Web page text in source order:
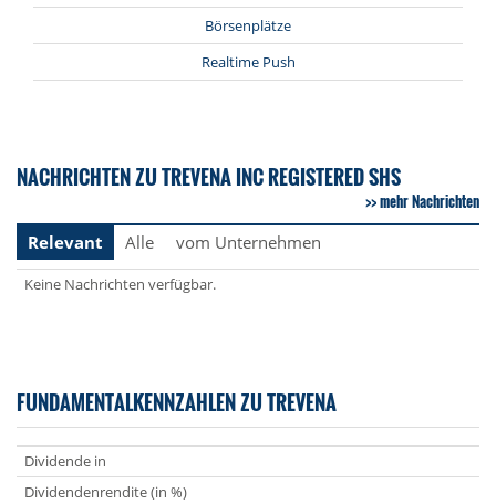
Börsenplätze
Realtime Push
NACHRICHTEN ZU TREVENA INC REGISTERED SHS
mehr Nachrichten
Relevant
Alle vom Unternehmen
Keine Nachrichten verfügbar.
FUNDAMENTALKENNZAHLEN ZU TREVENA
Dividende in
Dividendenrendite (in %)